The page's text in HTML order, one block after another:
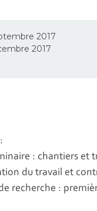
2017
2017
:
: chantiers et
du travail et
recherche :